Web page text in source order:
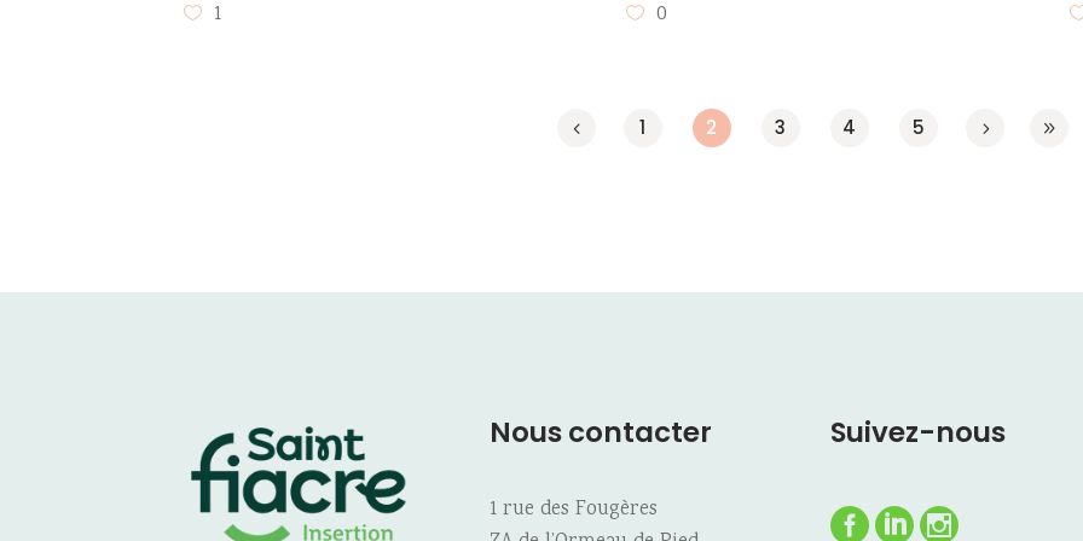
1 0
1 2 3 4 5
Nous contacter
1 rue des Fougères
Suivez-nous